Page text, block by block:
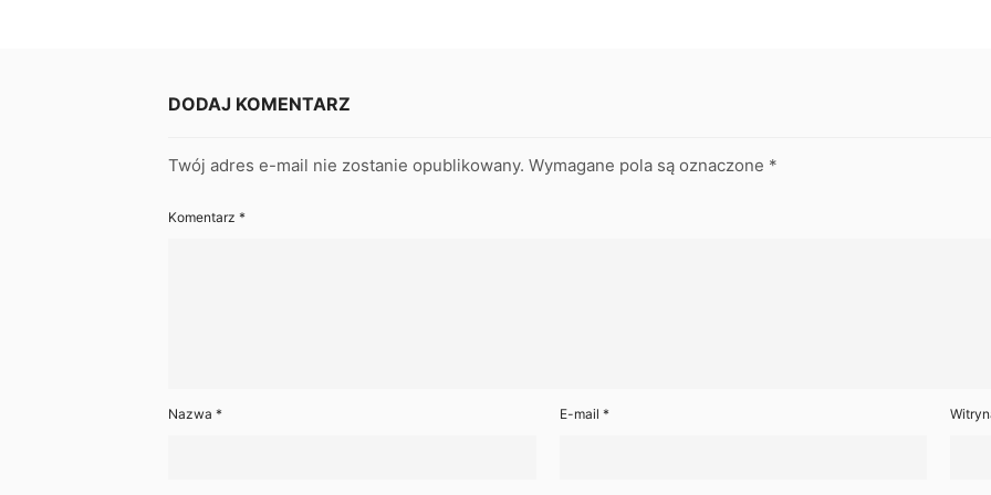
DODAJ KOMENTARZ
Twój adres e-mail nie zostanie opublikowany. Wymagane pola są oznaczone *
Komentarz *
Nazwa * E-mail *